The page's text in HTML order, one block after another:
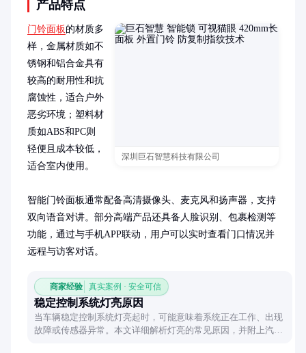
产品特点
深圳巨石智慧科技有限公司
门铃面板 的材质多
样，金属材质如不
锈钢和铝合金具有
较高的耐用性和抗
腐蚀性，适合户外
恶劣环境；塑料材
质如ABS和PC则
轻便且成本较低，
适合室内使用。
智能门铃面板通常配备高清摄像头、麦克风和扬声器，支持
双向语音对讲。部分高端产品还具备人脸识别、包裹检测等
功能，通过与手机APP联动，用户可以实时查看门口情况并
远程与访客对话。
商家经验 真实案例 · 安全可信
稳定控制系统灯亮原因
当车辆稳定控制系统灯亮起时，可能意味着系统正在工作、出现
故障或传感器异常。本文详细解析灯亮的常见原因，并附上汽车